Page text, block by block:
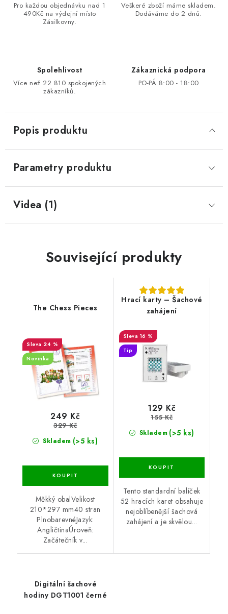
Pro každou objednávku nad 1
490Kč na výdejní místo
Zásilkovny.
Veškeré zboží máme skladem.
Dodáváme do 2 dnů.
Spolehlivost
Více než 22 810 spokojených
zákazníků.
Zákaznická podpora
PO-PÁ 8:00 - 18:00
Popis produktu
Parametry produktu
Videa (1)
Související produkty
The Chess Pieces
24 %
Novinka
Skladem (>5 ks)
249 Kč
329 Kč
Měkký obalVelikost
210*297 mm40 stran
PlnobarevnéJazyk:
AngličtinaÚroveň:
Začátečník v...
Hrací karty – Šachové
zahájení
16 %
Tip
Skladem (>5 ks)
129 Kč
155 Kč
Tento standardní balíček
52 hracích karet obsahuje
nejoblíbenější šachová
zahájení a je skvělou...
Digitální šachové
hodiny DGT1001 černé